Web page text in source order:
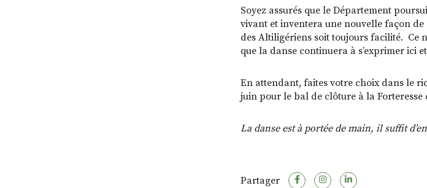
Soyez assurés que le Département
vivant et inventera une nouvelle façon de
des Altiligériens soit toujours facilité. Ce
que la danse continuera à s’exprimer ici
En attendant, faites votre choix dans le
juin pour le bal de clôture à la Forteresse
La danse est à portée de main, il suffit
Partager